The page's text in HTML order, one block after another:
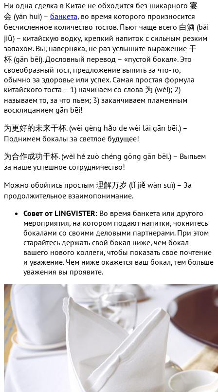
Ни одна сделка в Китае не обходится без шикарного 宴
会 (yàn huì) – банкета, во время которого произносится
бесчисленное количество тостов. Пьют чаще всего 白酒 (bái
jiǔ) – китайскую водку, крепкий напиток с сильным резким
запахом. Вы, наверняка, не раз услышите выражение 干
杯 (gān bēi). Дословный перевод – «пустой бокал». Это
своеобразный тост, предложение выпить за что-то,
обычно за здоровье или успех. Самая простая формула
китайского тоста – 1) начинаем со слова 为 (wèi); 2)
называем то, за что пьем; 3) заканчиваем пламенным
восклицанием gān bēi!
为更好的未来干杯. (wèi gèng hǎo de wèi lái gān bēi.) –
Поднимем бокалы за светлое будущее!
为合作成功干杯. (wèi hé zuò chéng gōng gān bēi.) – Выпьем
за наше успешное сотрудничество!
Можно обойтись простым 理解万岁 (lǐ jiě wàn suì) – За
продолжительное взаимопонимание.
Совет от LINGVISTER: Во время банкета или другого
мероприятия, на котором подают напитки, чокнитесь
бокалами со своими деловыми партнерами. При этом
старайтесь держать свой бокал ниже, чем бокал
вашего нового коллеги, чтобы показать свое почтение
и уважение. Чем ниже окажется ваш бокал, тем больше
уважения вы проявите.